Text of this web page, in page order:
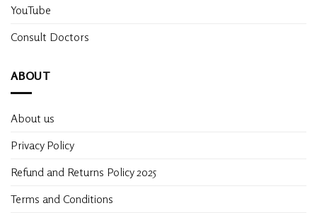
YouTube
Consult Doctors
ABOUT
About us
Privacy Policy
Refund and Returns Policy 2025
Terms and Conditions